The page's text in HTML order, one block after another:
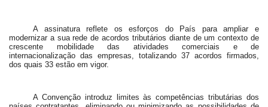
A assinatura reflete os esforços do País para ampliar e
modernizar a sua rede de acordos tributários diante de um contexto de
crescente mobilidade das atividades comerciais e de
internacionalização das empresas, totalizando 37 acordos firmados,
dos quais 33 estão em vigor.
A Convenção introduz limites às competências tributárias dos